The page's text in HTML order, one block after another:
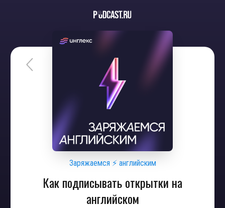
Заряжаемся ⚡ английским
Как подписывать открытки на
английском